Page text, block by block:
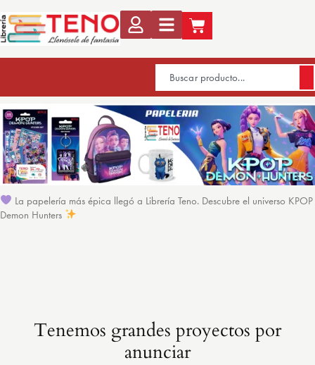
La papelería más épica llegó a Librería Teno. Descubre el universo KPOP
Demon Hunters
Tenemos grandes proyectos por
anunciar